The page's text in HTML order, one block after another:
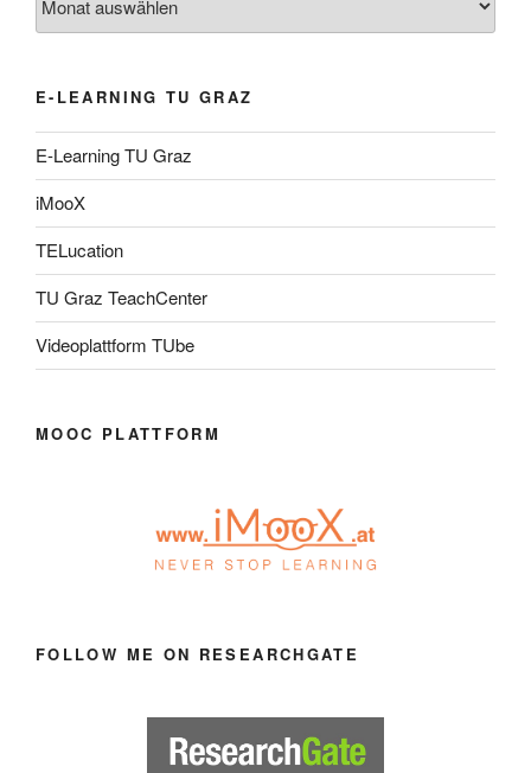
E-LEARNING TU GRAZ
E-Learning TU Graz
iMooX
TELucation
TU Graz TeachCenter
Videoplattform TUbe
MOOC PLATTFORM
FOLLOW ME ON RESEARCHGATE